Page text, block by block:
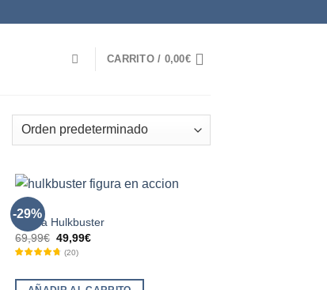
CARRITO / 0,00€
-29%
HULK
Figura Hulkbuster
69,99€ El
precio
original
69,99€.
49,99€El
49,99€.
(20)